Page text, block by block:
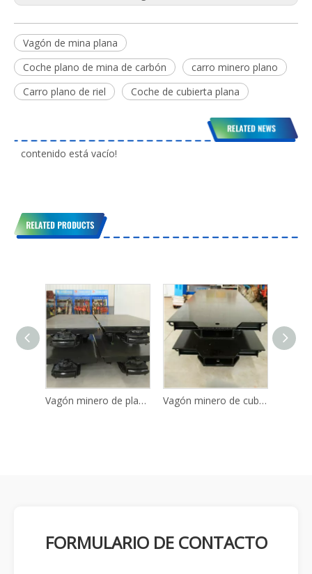
Vagón de mina plana
Coche plano de mina de carbón
carro minero plano
Carro plano de riel
Coche de cubierta plana
contenido está vacío!
Vagón minero de plataforma plana con riel de túnel MPC3-6 Vagón minero de cubierta plana MPC5-6
FORMULARIO DE CONTACTO